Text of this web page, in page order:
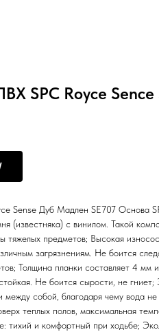
SPC Royce
Sense Дуб Мадлен SE707 Основа
(известняка) с винилом. Такой
тяжелых предметов; Высокая
загрязнениям. Не боится
Толщина планки составляет 4 мм
Не боится сырости, не
между собой, благодаря чему вода
теплых полов, максимальная
тихий и комфортный при ходьбе;